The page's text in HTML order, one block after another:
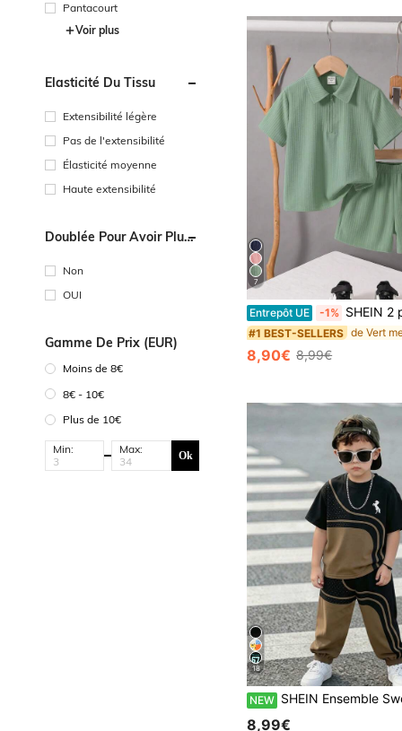
Pantacourt
Voir plus
Élasticité Du Tissu
Extensibilité légère
Pas de l'extensibilité
Élasticité moyenne
Haute extensibilité
Doublée Pour Avoir Plus
Non
OUI
Gamme De Prix (EUR)
Moins de 8€
8€ - 10€
Plus de 10€
Min: Max: Ok
7
Entrepôt UE -1% SHEIN 2 paquets Ensemble de chemise polo et short pour jeunes garçons. Style décontracté sportif, collège, rétro avec col à boutons. Ensemble de vêtements pour garçons convenant aux fêtes
#1 BEST-SELLERS
8,90€ 8,99€
18
NEW SHEIN Ensemble Sweat-shirt-shirt à manches longues et jogging pour garçons, couleur noire et kaki, imprimé vague
8,99€